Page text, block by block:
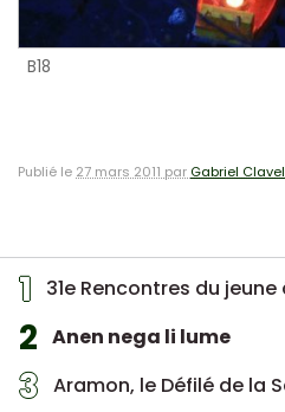
1 31e Rencontres du jeune
2 Anen nega li lume
3 Aramon, le Défilé de la
B18
Publié le 27 mars 2011 par Gabriel Clavel